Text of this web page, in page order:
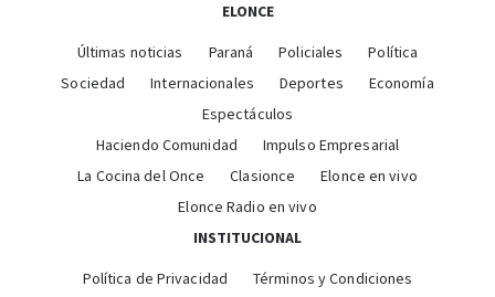
ELONCE
Últimas noticias Paraná Policiales
Política
Sociedad
Internacionales Deportes
Economía
Espectáculos
Haciendo Comunidad
Impulso Empresarial
La Cocina del Once
Clasionce
Elonce en vivo
Elonce Radio en vivo
INSTITUCIONAL
Política de Privacidad Términos y Condiciones